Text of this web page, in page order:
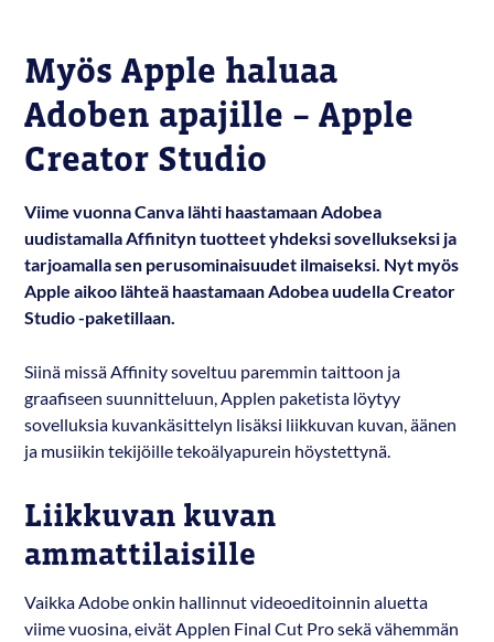
Myös Apple haluaa
Adoben apajille – Apple
Creator Studio
Viime vuonna Canva lähti haastamaan Adobea
uudistamalla Affinityn tuotteet yhdeksi sovellukseksi ja
tarjoamalla sen perusominaisuudet ilmaiseksi. Nyt myös
Apple aikoo lähteä haastamaan Adobea uudella Creator
Studio -paketillaan.
Siinä missä Affinity soveltuu paremmin taittoon ja
graafiseen suunnitteluun, Applen paketista löytyy
sovelluksia kuvankäsittelyn lisäksi liikkuvan kuvan, äänen
ja musiikin tekijöille tekoälyapurein höystettynä.
Liikkuvan kuvan
ammattilaisille
Vaikka Adobe onkin hallinnut videoeditoinnin aluetta
viime vuosina, eivät Applen Final Cut Pro sekä vähemmän